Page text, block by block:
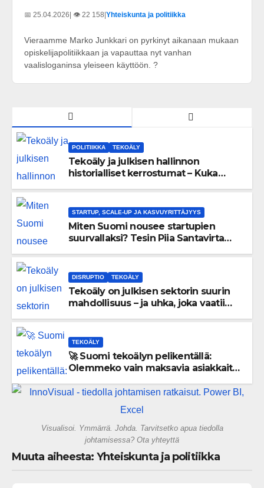
📅 25.04.2026| 👁️ 22 158|Yhteiskunta ja politiikka
Vieraamme Marko Junkkari on pyrkinyt aikanaan mukaan
opiskelijapolitiikkaan ja vapauttaa nyt vanhan
vaalisloganinsa yleiseen käyttöön. ?
POLITIIKKA TEKOÄLY
Tekoäly ja julkisen hallinnon
historialliset kerrostumat – Kuka
STARTUP, SCALE-UP JA KASVUYRITTÄJYYS
Miten Suomi nousee startupien
suurvallaksi? Tesin Piia Santavirta
DISRUPTIO TEKOÄLY
Tekoäly on julkisen sektorin suurin
mahdollisuus – ja uhka, joka vaatii
TEKOÄLY
🚀 Suomi tekoälyn pelikentällä:
Olemmeko vain maksavia asiakkaita
gigatehtaan?
Visualisoi. Ymmärrä. Johda. Tarvitsetko apua tiedolla
johtamisessa? Ota yhteyttä
Muuta aiheesta: Yhteiskunta ja politiikka